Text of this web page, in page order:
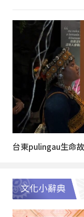
台東pulingau生命
文化小辭典